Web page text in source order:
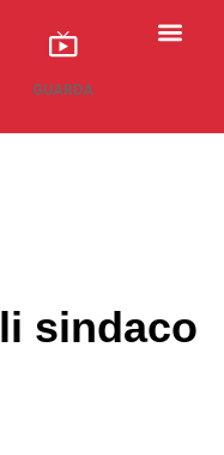
GUARDA
sindaco